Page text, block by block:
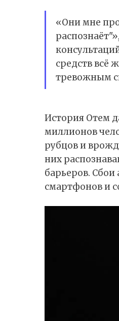
«Они мне
средств всё
тревожным
История Отем
миллионов
рубцов и
них
барьеров. Сбои
смартфонов и